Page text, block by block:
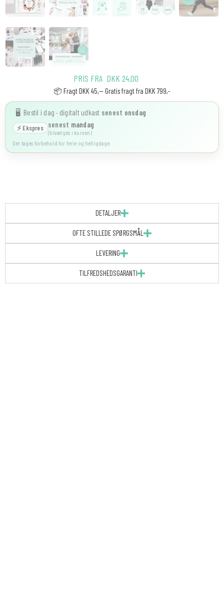
PRIS FRA DKK 24.00
📦 Fragt DKK 45,-- Gratis fragt fra DKK 799,-
🖥️ Bestil i dag · digitalt udkast senest onsdag
⚡ Ekspres senest mandag
(tilvælges i kurven)
Der tages forbehold for ferie og helligdage.
DETALJER
OFTE STILLEDE SPØRGSMÅL
LEVERING
TILFREDSHEDSGARANTI